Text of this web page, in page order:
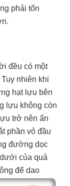
phải tốn
đều có một
nhiên khi
hạt lựu bên
lựu không còn
trở nên ấn
phần vỏ đầu
đường dọc
của quả
để dao